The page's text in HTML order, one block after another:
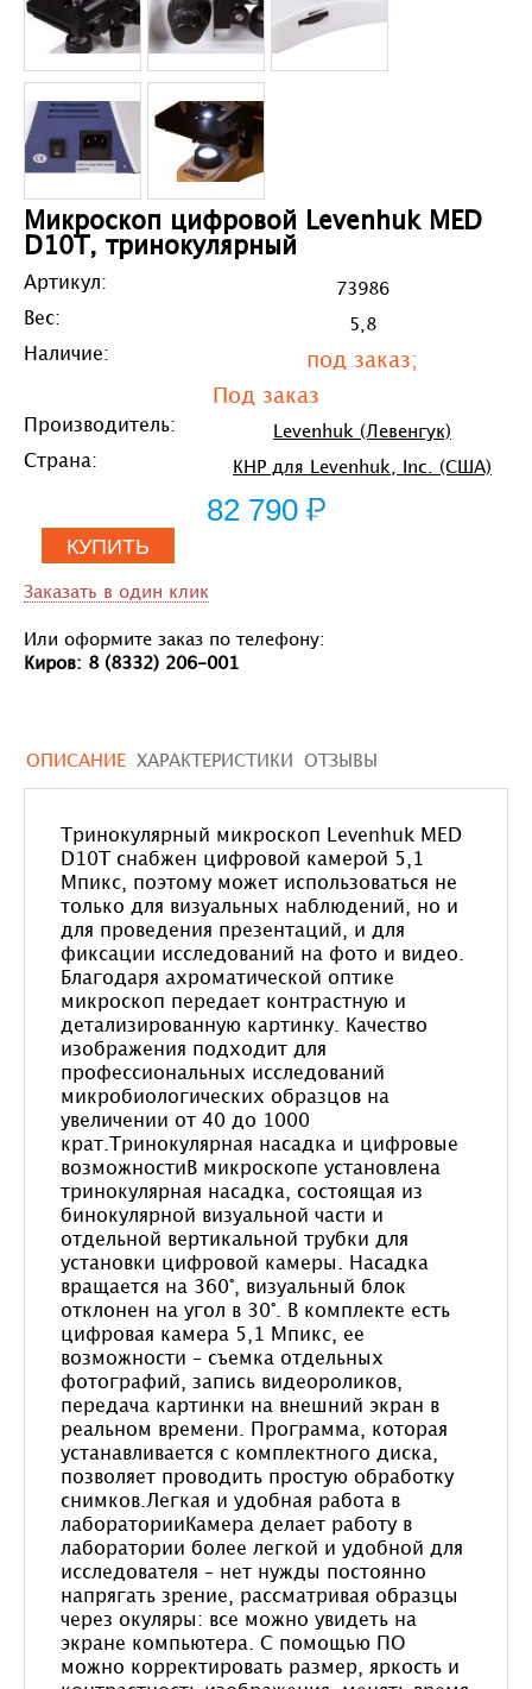
Микроскоп цифровой Levenhuk MED
D10T, тринокулярный
Артикул: 73986
Вес: 5,8
Наличие:
под заказ;
Под заказ
Производитель: Levenhuk (Левенгук)
Страна: КНР для Levenhuk, Inc. (США)
82 790
КУПИТЬ
Заказать в один клик
Или оформите заказ по телефону:
Киров: 8 (8332) 206-001
ОПИСАНИЕ ХАРАКТЕРИСТИКИ ОТЗЫВЫ
Тринокулярный микроскоп Levenhuk MED
D10T снабжен цифровой камерой 5,1
Мпикс, поэтому может использоваться не
только для визуальных наблюдений, но и
для проведения презентаций, и для
фиксации исследований на фото и видео.
Благодаря ахроматической оптике
микроскоп передает контрастную и
детализированную картинку. Качество
изображения подходит для
профессиональных исследований
микробиологических образцов на
увеличении от 40 до 1000
крат.Тринокулярная насадка и цифровые
возможностиВ микроскопе установлена
тринокулярная насадка, состоящая из
бинокулярной визуальной части и
отдельной вертикальной трубки для
установки цифровой камеры. Насадка
вращается на 360°, визуальный блок
отклонен на угол в 30°. В комплекте есть
цифровая камера 5,1 Мпикс, ее
возможности – съемка отдельных
фотографий, запись видеороликов,
передача картинки на внешний экран в
реальном времени. Программа, которая
устанавливается с комплектного диска,
позволяет проводить простую обработку
снимков.Легкая и удобная работа в
лабораторииКамера делает работу в
лаборатории более легкой и удобной для
исследователя – нет нужды постоянно
напрягать зрение, рассматривая образцы
через окуляры: все можно увидеть на
экране компьютера. С помощью ПО
можно корректировать размер, яркость и